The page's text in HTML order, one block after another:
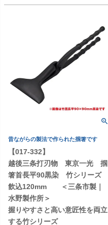
昔ながらの製法で作られた掴箸です
【017-332】
越後三条打刃物 東京一光 掴
箸首長平90黒染 竹シリーズ
飲込120mm ＜三条市製｜
水野製作所＞
握りやすさと高い意匠性を両立
する竹シリーズ